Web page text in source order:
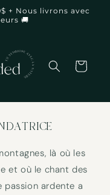
+ Nous livrons avec
🚚
Panier
là où les
et où le chant des
passion ardente a